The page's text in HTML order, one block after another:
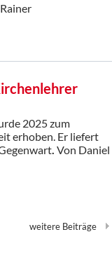
2025 zum
erhoben. Er liefert
. Von Daniel
weitere Beiträge